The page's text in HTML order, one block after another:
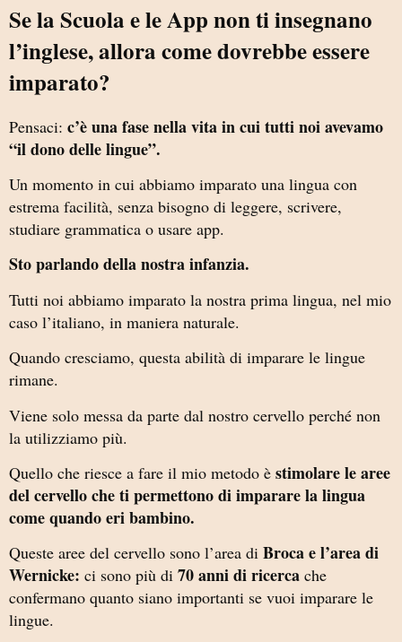
Se la Scuola e le App non ti insegnano
l’inglese, allora come dovrebbe essere
imparato?
Pensaci: c’è una fase nella vita in cui tutti noi avevamo
“il dono delle lingue”.
Un momento in cui abbiamo imparato una lingua con
estrema facilità, senza bisogno di leggere, scrivere,
studiare grammatica o usare app.
Sto parlando della nostra infanzia.
Tutti noi abbiamo imparato la nostra prima lingua, nel mio
caso l’italiano, in maniera naturale.
Quando cresciamo, questa abilità di imparare le lingue
rimane.
Viene solo messa da parte dal nostro cervello perché non
la utilizziamo più.
Quello che riesce a fare il mio metodo è stimolare le aree
del cervello che ti permettono di imparare la lingua
come quando eri bambino.
Queste aree del cervello sono l’area di Broca e l’area di
Wernicke: ci sono più di 70 anni di ricerca che
confermano quanto siano importanti se vuoi imparare le
lingue.